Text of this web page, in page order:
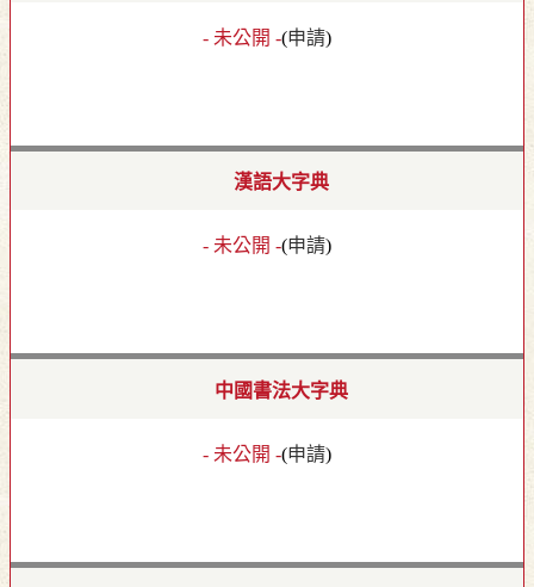
- 未公開 -(申請)
漢語大字典
- 未公開 -(申請)
中國書法大字典
- 未公開 -(申請)